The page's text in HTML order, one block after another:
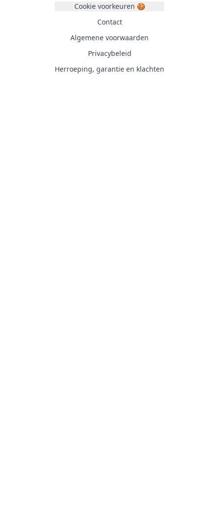
Cookie voorkeuren 🍪
Contact
Algemene voorwaarden
Privacybeleid
Herroeping, garantie en klachten